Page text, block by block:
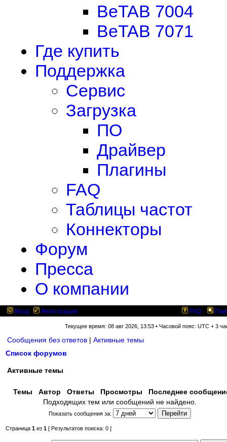
BeTAB 7004
BeTAB 7071
Где купить
Поддержка
Сервис
Загрузка
ПО
Драйвер
Плагины
FAQ
Таблицы частот
Коннекторы
Форум
Пресса
О компании
Вход Регистрация FAQ
Текущее время: 08 авг 2026, 13:53 • Часовой пояс: UTC + 3
Сообщения без ответов | Активные темы
Список форумов
Активные темы
Темы Автор Ответы Просмотры
Последнее
Подходящих тем или сообщений не найдено.
Показать сообщения за:
Страница 1 из 1 [ Результатов поиска: 0 ]